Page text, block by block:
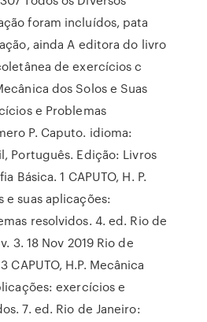
foram incluídos, pata
ainda A editora do livro
de exercícios c
dos Solos e Suas
e Problemas
P. Caputo. idioma:
Português. Edição: Livros
Básica. 1 CAPUTO, H. P.
e suas aplicações:
resolvidos. 4. ed. Rio de
3. 18 Nov 2019 Rio de
CAPUTO, H.P. Mecânica
exercícios e
7. ed. Rio de Janeiro: